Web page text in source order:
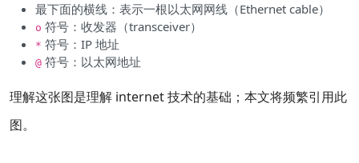
最下面的横线：表示一根以太网网线（Ethernet cable）
o 符号：收发器（transceiver）
* 符号：IP 地址
@ 符号：以太网地址
理解这张图是理解 internet 技术的基础；本文将频繁引用此
图。